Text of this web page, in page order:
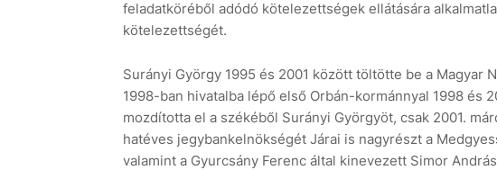
feladatköréből adódó kötelezettségek ellátására
kötelezettségét.
Surányi György 1995 és 2001 között töltötte be a Magyar
1998-ban hivatalba lépő első Orbán-kormánnyal 1998 és
mozdította el a székéből Surányi Györgyöt, csak 2001.
hatéves jegybankelnökségét Járai is nagyrészt a
valamint a Gyurcsány Ferenc által kinevezett Simor